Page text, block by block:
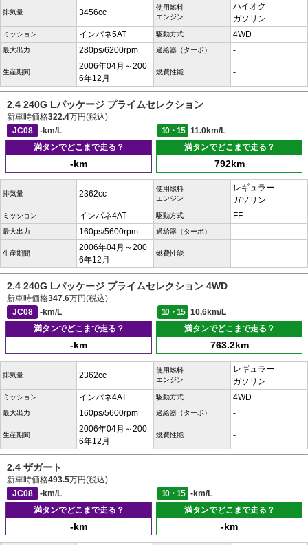
排気量 3456cc
使用燃料
エンジン
ハイオク
ガソリン
ミッション インパネ5AT 駆動方式 4WD
最大出力 280ps/6200rpm 過給器（ターボ） -
生産期間
2006年04月～200
6年12月
燃費性能 -
2.4 240G Lパッケージ プライムセレクション
新車時価格322.4万円(税込)
JC08
-km/L 10・15
11.0km/L
満タンでどこまで走る？
-km
満タンでどこまで走る？
792km
排気量 2362cc
使用燃料
エンジン
レギュラー
ガソリン
ミッション インパネ4AT 駆動方式 FF
最大出力 160ps/5600rpm 過給器（ターボ） -
生産期間
2006年04月～200
6年12月
燃費性能 -
2.4 240G Lパッケージ プライムセレクション 4WD
新車時価格347.6万円(税込)
JC08
-km/L 10・15
10.6km/L
満タンでどこまで走る？
-km
満タンでどこまで走る？
763.2km
排気量 2362cc
使用燃料
エンジン
レギュラー
ガソリン
ミッション インパネ4AT 駆動方式 4WD
最大出力 160ps/5600rpm 過給器（ターボ） -
生産期間
2006年04月～200
6年12月
燃費性能 -
2.4 ザガート
新車時価格493.5万円(税込)
JC08
-km/L 10・15
-km/L
満タンでどこまで走る？
-km
満タンでどこまで走る？
-km